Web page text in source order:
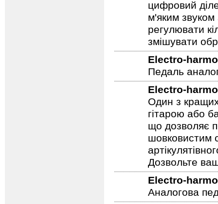
цифровий
м'яким
регулювати
змішувати
Electro-
Педаль
Electro-
Один з
гітарою або
що дозволяє
шовковистим
Дозвольте
Electro-
Аналогова